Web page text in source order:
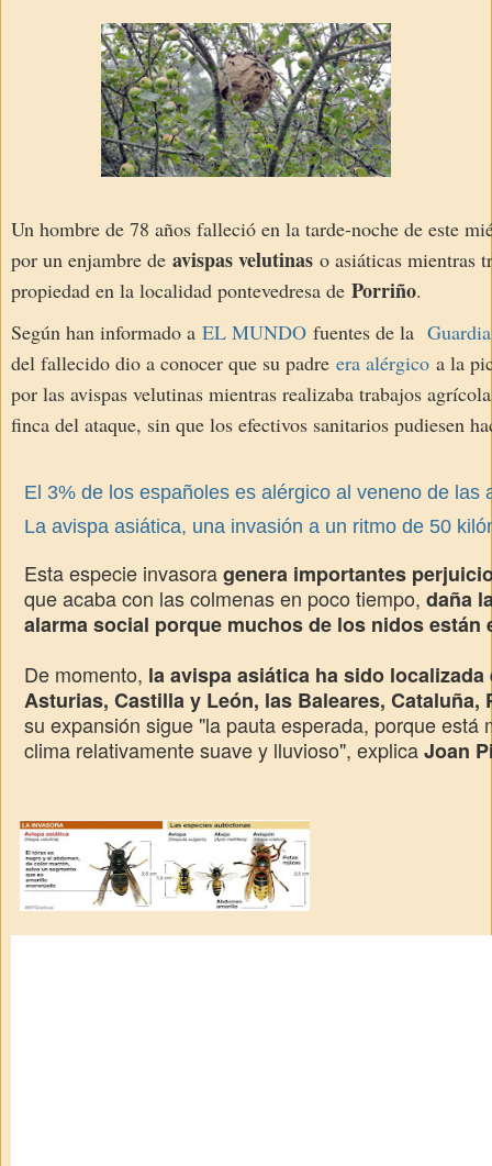
Un hombre de 78 años falleció en la tarde-noche de este
por un enjambre de avispas velutinas o asiáticas mientras
propiedad en la localidad pontevedresa de Porriño.
Según han informado a EL MUNDO fuentes de la
del fallecido dio a conocer que su padre era alérgico a la
por las avispas velutinas mientras realizaba trabajos
finca del ataque, sin que los efectivos sanitarios pudiesen
El 3% de los españoles es alérgico al veneno de las
La avispa asiática, una invasión a un ritmo de 50
Esta especie invasoragenera importantes
que acaba con las colmenas en poco tiempo, daña
alarma social porque muchos de los nidos están
De momento, la avispa asiática ha sido localizada
Asturias, Castilla y León, las Baleares, Cataluña,
su expansión sigue "la pauta esperada, porque está
clima relativamente suave y lluvioso", explicaJoan